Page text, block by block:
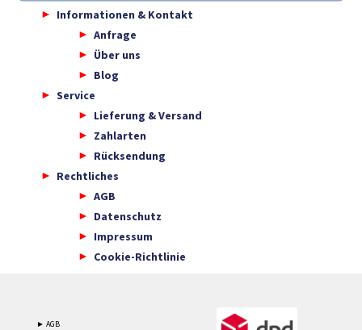
Informationen & Kontakt
Anfrage
Über uns
Blog
Service
Lieferung & Versand
Zahlarten
Rücksendung
Rechtliches
AGB
Datenschutz
Impressum
Cookie-Richtlinie
► AGB